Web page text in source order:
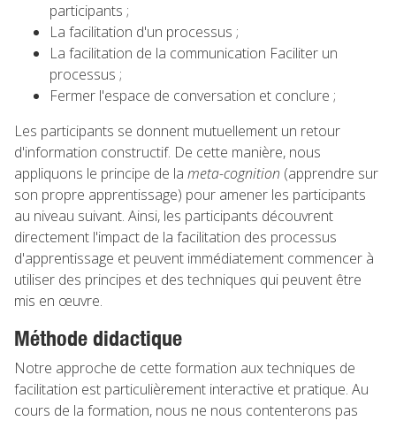
participants ;
La facilitation d'un processus ;
La facilitation de la communication Faciliter un
processus ;
Fermer l'espace de conversation et conclure ;
Les participants se donnent mutuellement un retour
d'information constructif. De cette manière, nous
appliquons le principe de la meta-cognition (apprendre sur
son propre apprentissage) pour amener les participants
au niveau suivant. Ainsi, les participants découvrent
directement l'impact de la facilitation des processus
d'apprentissage et peuvent immédiatement commencer à
utiliser des principes et des techniques qui peuvent être
mis en œuvre.
Méthode didactique
Notre approche de cette formation aux techniques de
facilitation est particulièrement interactive et pratique. Au
cours de la formation, nous ne nous contenterons pas